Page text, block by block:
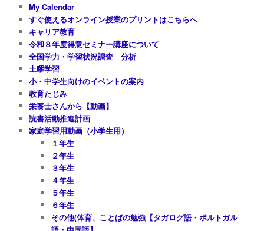
My Calendar
すぐ使えるオンライン授業のプリントはこちらへ
キャリア教育
令和８年度得意セミナー講座について
全国学力・学習状況調査 分析
土曜学習
小・中学生向けのイベントの案内
教育たじみ
栄養士さんから【動画】
読書活動推進計画
家庭学習用動画（小学生用）
１年生
２年生
３年生
４年生
５年生
６年生
その他(体育、ことばの勉強【タガログ語・ポルトガル